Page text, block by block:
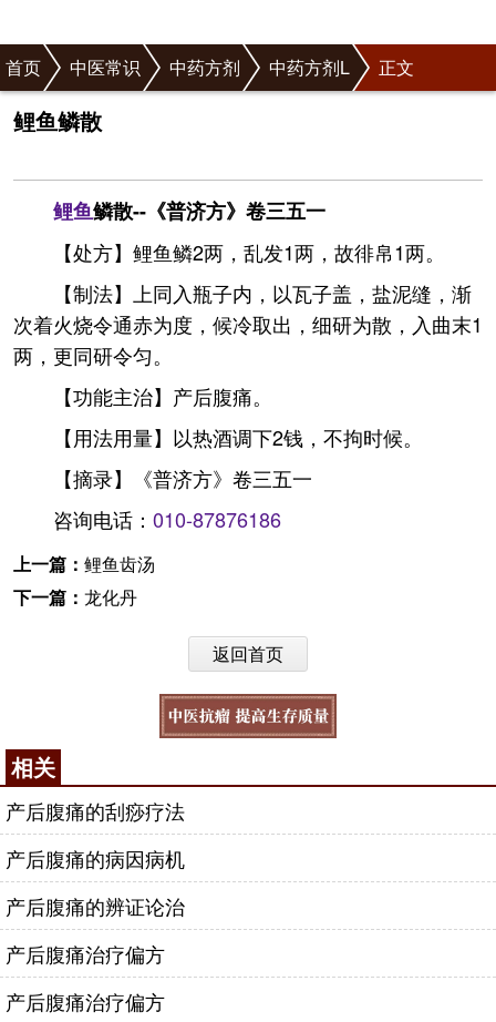
首页 中医常识 中药方剂 中药方剂L 正文
鲤鱼鳞散
鲤鱼鳞散--《普济方》卷三五一
【处方】鲤鱼鳞2两，乱发1两，故徘帛1两。
【制法】上同入瓶子内，以瓦子盖，盐泥缝，渐
次着火烧令通赤为度，候冷取出，细研为散，入曲末1
两，更同研令匀。
【功能主治】产后腹痛。
【用法用量】以热酒调下2钱，不拘时候。
【摘录】《普济方》卷三五一
咨询电话： 010-87876186
上一篇： 鲤鱼齿汤
下一篇： 龙化丹
返回首页
相关
产后腹痛的刮痧疗法
产后腹痛的病因病机
产后腹痛的辨证论治
产后腹痛治疗偏方
产后腹痛治疗偏方